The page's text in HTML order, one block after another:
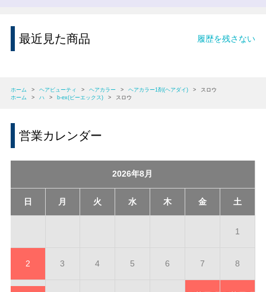
最近見た商品 履歴を残さない
ホーム > ヘアビューティ > ヘアカラー > ヘアカラー1剤(ヘアダイ) >
スロウ
ホーム
> ハ > b-ex(ビーエックス) > スロウ
営業カレンダー
2026年8月
日 月 火 水 木 金 土
1
2 3 4 5 6 7 8